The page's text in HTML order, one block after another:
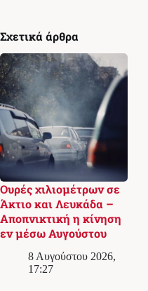
Σχετικά άρθρα
Ουρές χιλιομέτρων σε
Άκτιο και Λευκάδα –
Αποπνικτική η κίνηση
εν μέσω Αυγούστου
8 Αυγούστου 2026,
17:27